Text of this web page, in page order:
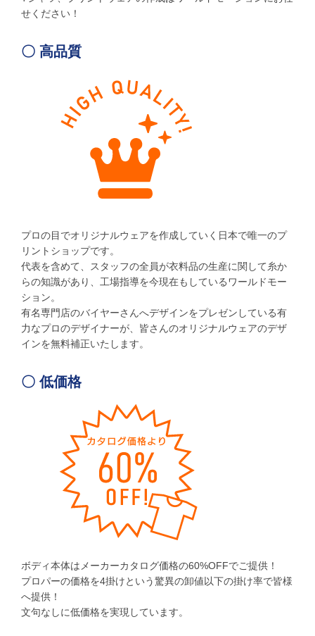
せください！
〇 高品質
プロの目でオリジナルウェアを作成していく日本で唯一のプ
リントショップです。
代表を含めて、スタッフの全員が衣料品の生産に関して糸か
らの知識があり、工場指導を今現在もしているワールドモー
ション。
有名専門店のバイヤーさんへデザインをプレゼンしている有
力なプロのデザイナーが、皆さんのオリジナルウェアのデザ
インを無料補正いたします。
〇 低価格
ボディ本体はメーカーカタログ価格の60%OFFでご提供！
プロパーの価格を4掛けという驚異の卸値以下の掛け率で皆様
へ提供！
文句なしに低価格を実現しています。